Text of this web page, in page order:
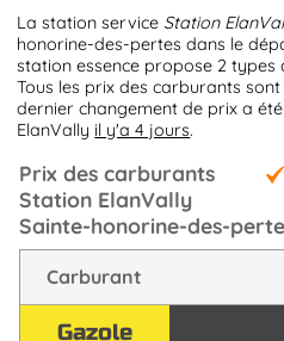
La station service Station
honorine-des-pertes dans le
station essence propose 2 types
Tous les prix des carburants
dernier changement de prix a
ElanVally il y'a 4 jours.
Prix des carburants
Station ElanVally
Sainte-honorine-des-
Carburant
Gazole